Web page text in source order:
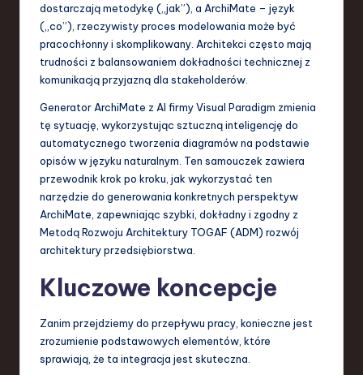
in
S
o
w
dostarczają metodykę („jak”), a ArchiMate – język
(„co”), rzeczywisty proces modelowania może być
pracochłonny i skomplikowany. Architekci często mają
trudności z balansowaniem dokładności technicznej z
komunikacją przyjazną dla stakeholderów.
Generator ArchiMate z AI firmy Visual Paradigm zmienia
tę sytuację, wykorzystując sztuczną inteligencję do
automatycznego tworzenia diagramów na podstawie
opisów w języku naturalnym. Ten samouczek zawiera
przewodnik krok po kroku, jak wykorzystać ten
narzędzie do generowania konkretnych perspektyw
ArchiMate, zapewniając szybki, dokładny i zgodny z
Metodą Rozwoju Architektury TOGAF (ADM) rozwój
architektury przedsiębiorstwa.
Kluczowe koncepcje
Zanim przejdziemy do przepływu pracy, konieczne jest
zrozumienie podstawowych elementów, które
sprawiają, że ta integracja jest skuteczna.